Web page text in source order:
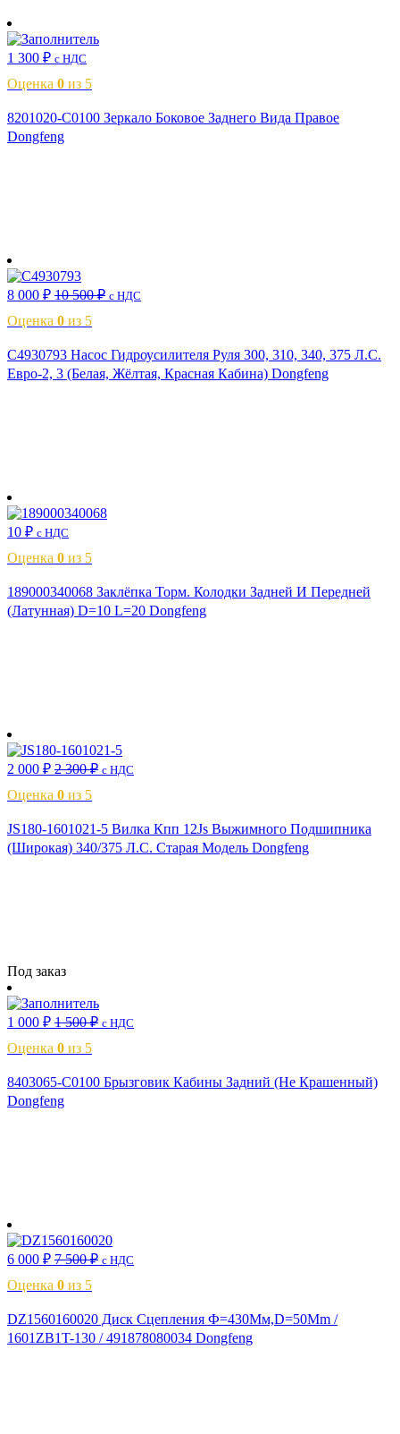
1 300 ₽ с НДС
Оценка 0 из 5
8201020-C0100 Зеркало Боковое Заднего Вида Правое
Dongfeng
8 000 ₽ 10 500₽ с НДС
Оценка 0 из 5
C4930793 Насос Гидроусилителя Руля 300, 310, 340, 375 Л.С.
Евро-2, 3 (Белая, Жёлтая, Красная Кабина) Dongfeng
10 ₽ с НДС
Оценка 0 из 5
189000340068 Заклёпка Торм. Колодки Задней И Передней
(Латунная) D=10 L=20 Dongfeng
2 000 ₽ 2 300₽ с НДС
Оценка 0 из 5
JS180-1601021-5 Вилка Кпп 12Js Выжимного Подшипника
(Широкая) 340/375 Л.С. Старая Модель Dongfeng
Под заказ
1 000 ₽ 1 500₽ с НДС
Оценка 0 из 5
8403065-C0100 Брызговик Кабины Задний (Не Крашенный)
Dongfeng
6 000 ₽ 7 500₽ с НДС
Оценка 0 из 5
DZ1560160020 Диск Сцепления Ф=430Мм,D=50Mm /
1601ZB1T-130 / 491878080034 Dongfeng